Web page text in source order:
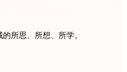
所思、所想、所学。